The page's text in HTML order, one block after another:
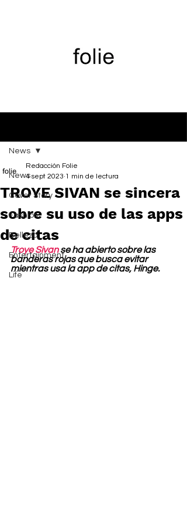
News
Cover Story
Fashion
Belleza
Entertainment
Life
News
TROYE SIVAN se sincera
sobre su uso de las apps
de citas
Redacción Folie
4 sept 2023 1 min de lectura
Troye Sivan se ha abierto sobre las
banderas rojas que busca evitar
mientras usa la app de citas, Hinge.